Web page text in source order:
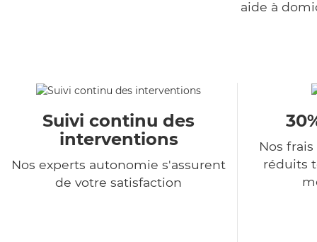
aide à
Suivi continu des
interventions
Nos experts autonomie s'assurent
de votre satisfaction
Nos
réduits